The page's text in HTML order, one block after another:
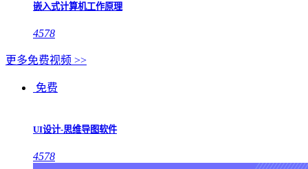
嵌入式计算机工作原理
4578
更多免费视频 >>
免费
UI设计-思维导图软件
4578